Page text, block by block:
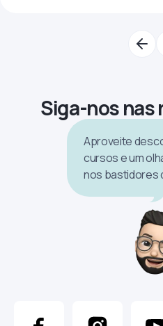
Siga-nos nas
Aproveite
cursos e um
nos bastidores